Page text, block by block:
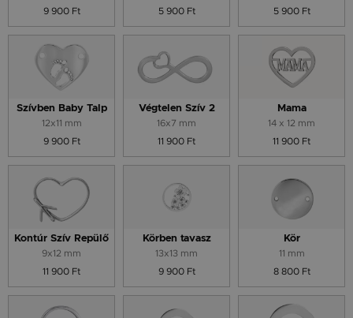
9 900 Ft
5 900 Ft
5 900 Ft
Szívben Baby Talp
12x11 mm
9 900 Ft
Végtelen Szív 2
16x7 mm
11 900 Ft
Mama
14 x 12 mm
11 900 Ft
Kontúr Szív Repülő
9x12 mm
11 900 Ft
Körben tavasz
13x13 mm
9 900 Ft
Kör
11 mm
8 800 Ft